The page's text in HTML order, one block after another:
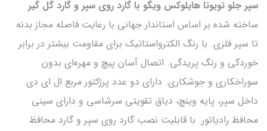
سپر جلو تویوتا هایلوکس ویگو با گارد روی سپر و گارد گل گیر
ساخته شده بر اساس استاندار جهانی با رعایت فاصله مجاز بدنه
تا سپر فلزی. با رنگ الکترواستاتیک برای مقاومت بیشتر در برابر
خوردگی و رنگ پریدگی. اتصال آسان پیچ و مهره‌ای بدون
سوراخکاری و جوشکاری. دارای دو عدد پرژکتور مربع ال ای دی
داخل سپر، پایه وینچ، دیاق تقویتی سرشاسی و دارای سینی
محافظ رادیاتور. با قابلیت نصب گارد روی سپر و گارد محافظ